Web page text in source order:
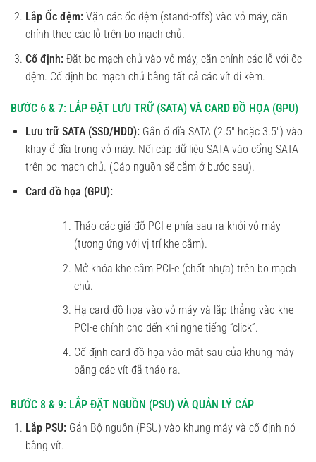
Lắp Ốc đệm: Vặn các ốc đệm (stand-offs) vào vỏ máy, căn
chỉnh theo các lỗ trên bo mạch chủ.
Cố định: Đặt bo mạch chủ vào vỏ máy, căn chỉnh các lỗ với ốc
đệm. Cố định bo mạch chủ bằng tất cả các vít đi kèm.
BƯỚC 6 & 7: LẮP ĐẶT LƯU TRỮ (SATA) VÀ CARD ĐỒ HỌA (GPU)
Lưu trữ SATA (SSD/HDD): Gắn ổ đĩa SATA (2.5″ hoặc 3.5″) vào
khay ổ đĩa trong vỏ máy. Nối cáp dữ liệu SATA vào cổng SATA
trên bo mạch chủ. (Cáp nguồn sẽ cắm ở bước sau).
Card đồ họa (GPU):
Tháo các giá đỡ PCI-e phía sau ra khỏi vỏ máy
(tương ứng với vị trí khe cắm).
Mở khóa khe cắm PCI-e (chốt nhựa) trên bo mạch
chủ.
Hạ card đồ họa vào vỏ máy và lắp thẳng vào khe
PCI-e chính cho đến khi nghe tiếng “click”.
Cố định card đồ họa vào mặt sau của khung máy
bằng các vít đã tháo ra.
BƯỚC 8 & 9: LẮP ĐẶT NGUỒN (PSU) VÀ QUẢN LÝ CÁP
Lắp PSU: Gắn Bộ nguồn (PSU) vào khung máy và cố định nó
bằng vít.